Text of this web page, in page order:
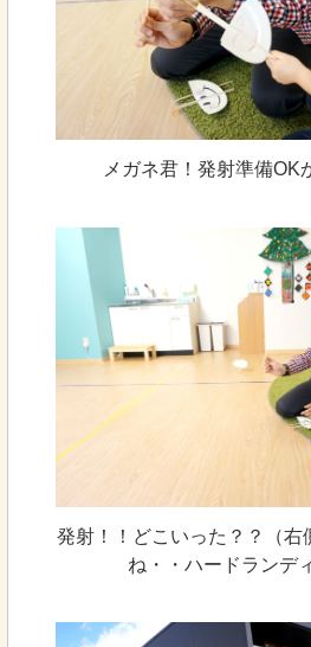
メガネ君！発射準備OK
発射！！どこいった？？（右
ね・・ハードランデ